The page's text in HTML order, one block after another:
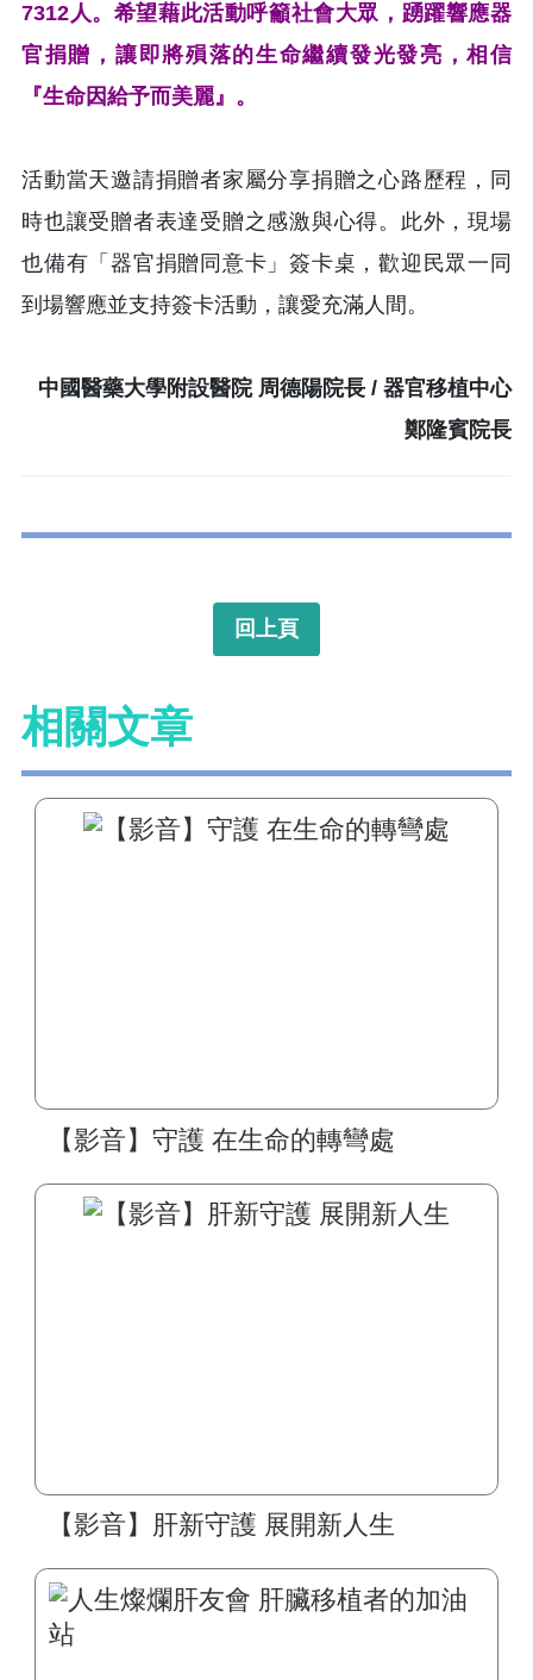
7312人。希望藉此活動呼籲社會大眾，踴躍響應器
官捐贈，讓即將殞落的生命繼續發光發亮，相信
『生命因給予而美麗』。
活動當天邀請捐贈者家屬分享捐贈之心路歷程，同
時也讓受贈者表達受贈之感激與心得。此外，現場
也備有「器官捐贈同意卡」簽卡桌，歡迎民眾一同
到場響應並支持簽卡活動，讓愛充滿人間。
中國醫藥大學附設醫院 周德陽院長 / 器官移植中心
鄭隆賓院長
回上頁
相關文章
【影音】守護 在生命的轉彎處
【影音】肝新守護 展開新人生